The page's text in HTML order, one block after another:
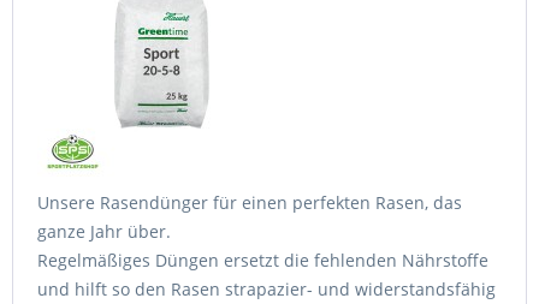
Unsere Rasendünger für einen perfekten Rasen, das
ganze Jahr über.
Regelmäßiges Düngen ersetzt die fehlenden Nährstoffe
und hilft so den Rasen strapazier- und widerstandsfähig